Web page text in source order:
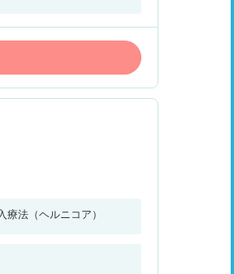
療法（ヘルニコア）